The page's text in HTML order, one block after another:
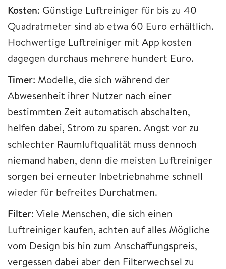
Kosten: Günstige Luftreiniger für bis zu 40
Quadratmeter sind ab etwa 60 Euro erhältlich.
Hochwertige Luftreiniger mit App kosten
dagegen durchaus mehrere hundert Euro.
Timer: Modelle, die sich während der
Abwesenheit ihrer Nutzer nach einer
bestimmten Zeit automatisch abschalten,
helfen dabei, Strom zu sparen. Angst vor zu
schlechter Raumluftqualität muss dennoch
niemand haben, denn die meisten Luftreiniger
sorgen bei erneuter Inbetriebnahme schnell
wieder für befreites Durchatmen.
Filter: Viele Menschen, die sich einen
Luftreiniger kaufen, achten auf alles Mögliche
vom Design bis hin zum Anschaffungspreis,
vergessen dabei aber den Filterwechsel zu